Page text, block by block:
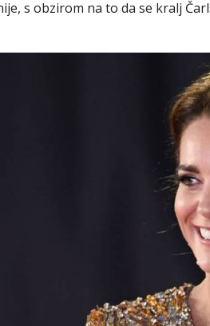
s obzirom na to da se kralj